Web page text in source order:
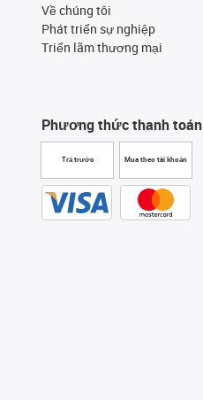
Về chúng tôi
Phát triển sự nghiệp
Triển lãm thương mại
Phương thức thanh toán
Trả trước Mua theo tài khoản